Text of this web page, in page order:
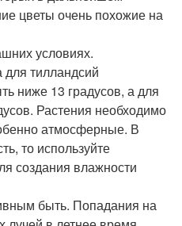
цветы очень похожие на
условиях.
тилландсий
ниже 13 градусов, а для
Растения необходимо
атмосферные. В
то используйте
создания влажности
быть. Попадания на